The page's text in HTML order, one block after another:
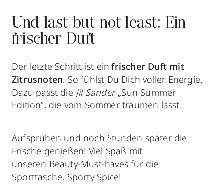
Und last but not least: Ein
frischer Duft
Der letzte Schritt ist einfrischer Duft mit
Zitrusnoten. So fühlst Du Dich voller Energie.
Dazu passt die Jil Sander„Sun Summer
Edition“, die vom Sommer träumen lässt.
Aufsprühen und noch Stunden später die
Frische genießen! Viel Spaß mit
unseren Beauty-Must-haves für die
Sporttasche, Sporty Spice!